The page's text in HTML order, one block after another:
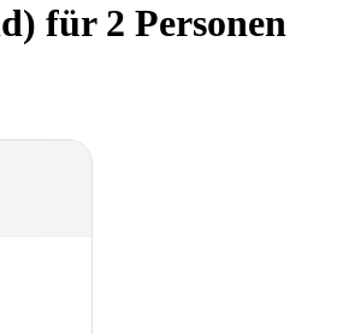
für 2 Personen